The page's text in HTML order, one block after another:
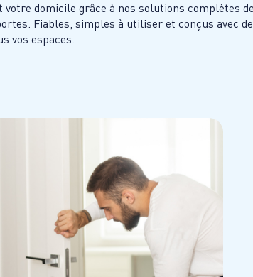
votre domicile grâce à nos solutions complètes
Fiables, simples à utiliser et conçus avec
vos espaces.